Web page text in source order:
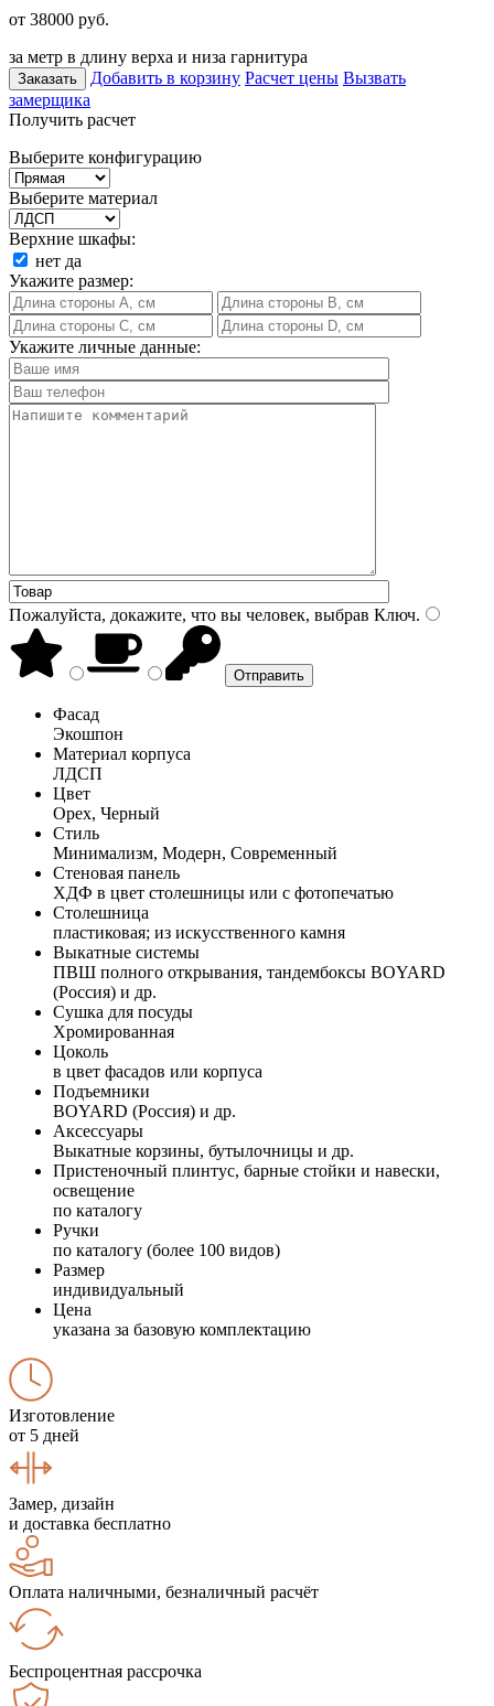
от 38000 руб.
за метр в длину верха и низа гарнитура
Заказать Добавить в корзину Расчет цены Вызвать
замерщика
Получить расчет
Выберите конфигурацию
Выберите материал
Верхние шкафы:
нет да
Укажите размер:
Укажите личные данные:
Пожалуйста, докажите, что вы человек, выбрав Ключ.
Фасад
Экошпон
Материал корпуса
ЛДСП
Цвет
Орех, Черный
Стиль
Минимализм, Модерн, Современный
Стеновая панель
ХДФ в цвет столешницы или с фотопечатью
Столешница
пластиковая; из искусственного камня
Выкатные системы
ПВШ полного открывания, тандембоксы BOYARD
(Россия) и др.
Сушка для посуды
Хромированная
Цоколь
в цвет фасадов или корпуса
Подъемники
BOYARD (Россия) и др.
Аксессуары
Выкатные корзины, бутылочницы и др.
Пристеночный плинтус, барные стойки и навески,
освещение
по каталогу
Ручки
по каталогу (более 100 видов)
Размер
индивидуальный
Цена
указана за базовую комплектацию
Изготовление
от 5 дней
Замер, дизайн
и доставка бесплатно
Оплата наличными, безналичный расчёт
Беспроцентная рассрочка